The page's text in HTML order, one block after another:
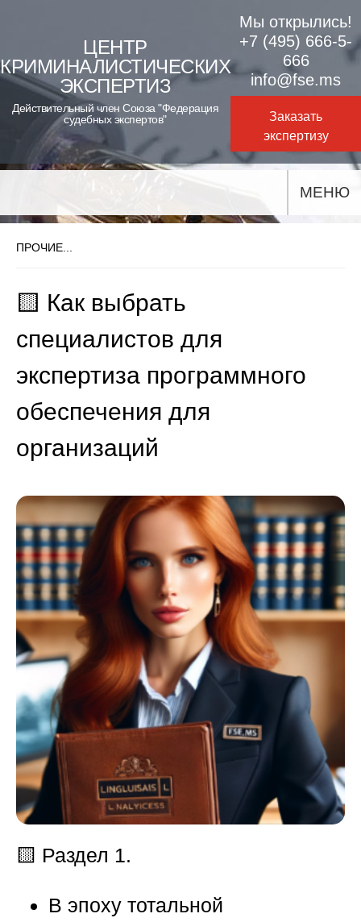
content
ЦЕНТР
КРИМИНАЛИСТИЧЕСКИХ
ЭКСПЕРТИЗ
Действительный член Союза "Федерация
судебных экспертов"
Мы открылись!
+7 (495) 666-5-
666
info@fse.ms
Заказать
экспертизу
МЕНЮ
ПРОЧИЕ...
🟨 Как выбрать
специалистов для
экспертиза программного
обеспечения для
организаций
🟨 Раздел 1.
В эпоху тотальной